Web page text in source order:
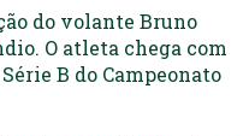
do volante Bruno
O atleta chega com
B do Campeonato